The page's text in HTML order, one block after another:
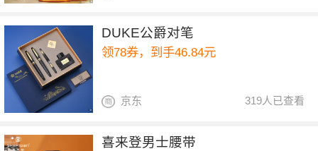
DUKE公爵对笔
领78券，到手46.84元
319人已查看
京东
喜来登男士腰带